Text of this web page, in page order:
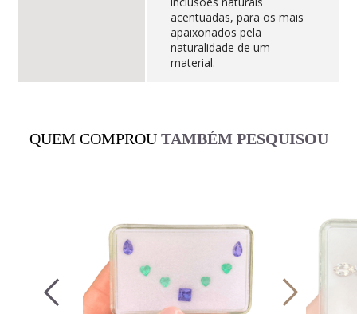
acentuadas, para os mais
apaixonados pela
naturalidade de um
material.
QUEM COMPROU TAMBÉM PESQUISOU